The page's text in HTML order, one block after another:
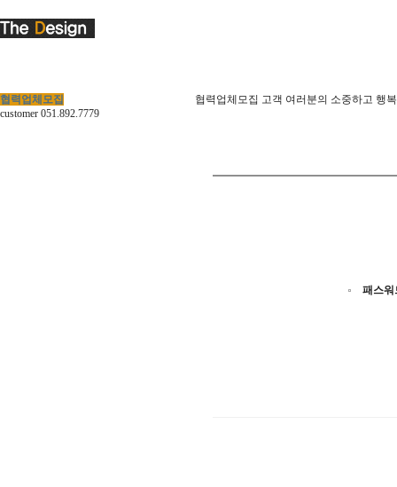
협력업체모집
customer 051.892.7779
협력업체모집 고객 여러분의 소중하고 행
패스워